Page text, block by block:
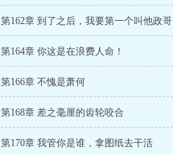
第162章 到了之后，我要第一个叫他政哥
第164章 你这是在浪费人命！
第166章 不愧是萧何
第168章 差之毫厘的齿轮咬合
第170章 我管你是谁，拿图纸去干活